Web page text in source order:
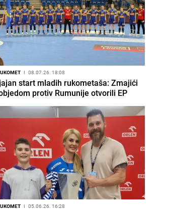
I 08.07.26. 18:08
start mladih rukometaša: Zmajići
protiv Rumunije otvorili EP
I 05.06.26. 16:28